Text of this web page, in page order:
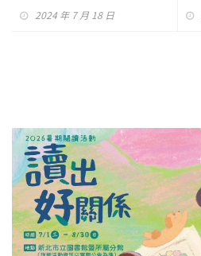
2024 年 7 月 18 日